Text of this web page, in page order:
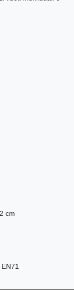
cm